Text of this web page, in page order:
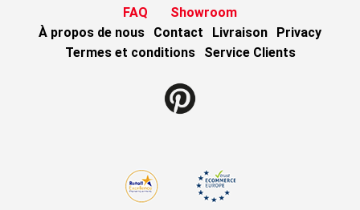
FAQ
Showroom
À propos de nous
Contact Livraison
Privacy
Termes et conditions
Service Clients